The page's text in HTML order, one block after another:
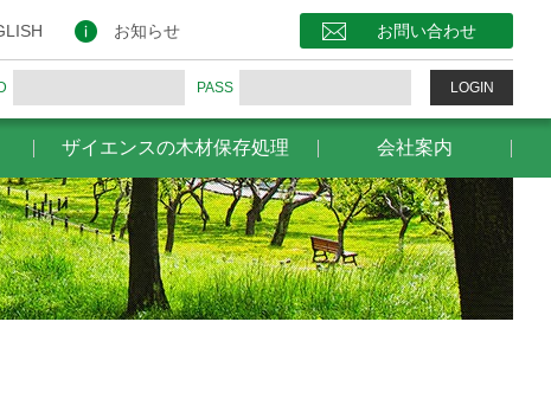
お知らせ お問い合わせ
PASS LOGIN
ザイエンスの木材保存処理 会社案内
存処理 会社案内 お問い合わせ